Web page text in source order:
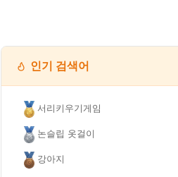
인기 검색어
서리키우기게임
논슬립 옷걸이
강아지